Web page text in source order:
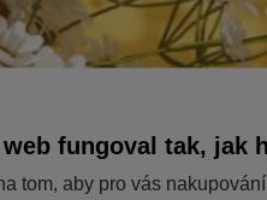
fungoval tak, jak
tom, aby pro vás